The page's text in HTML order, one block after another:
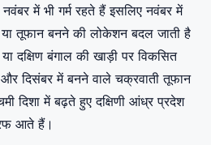
नवंबर में भी गर्म रहते हैं इसलिए नवंबर में
या तूफान बनने की लोकेशन बदल जाती है
दक्षिण बंगाल की खाड़ी पर विकसित
दिसंबर में बनने वाले चक्रवाती तूफान
दिशा में बढ़ते हुए दक्षिणी आंध्र प्रदेश
आते हैं।